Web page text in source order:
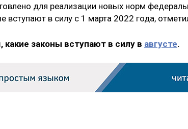
для реализации новых норм
вступают в силу с 1 марта 2022 года,
какие законы вступают в силу в августе.